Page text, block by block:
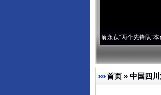
永葆“两个先锋队”本色·[视频]
首页 » 中国四